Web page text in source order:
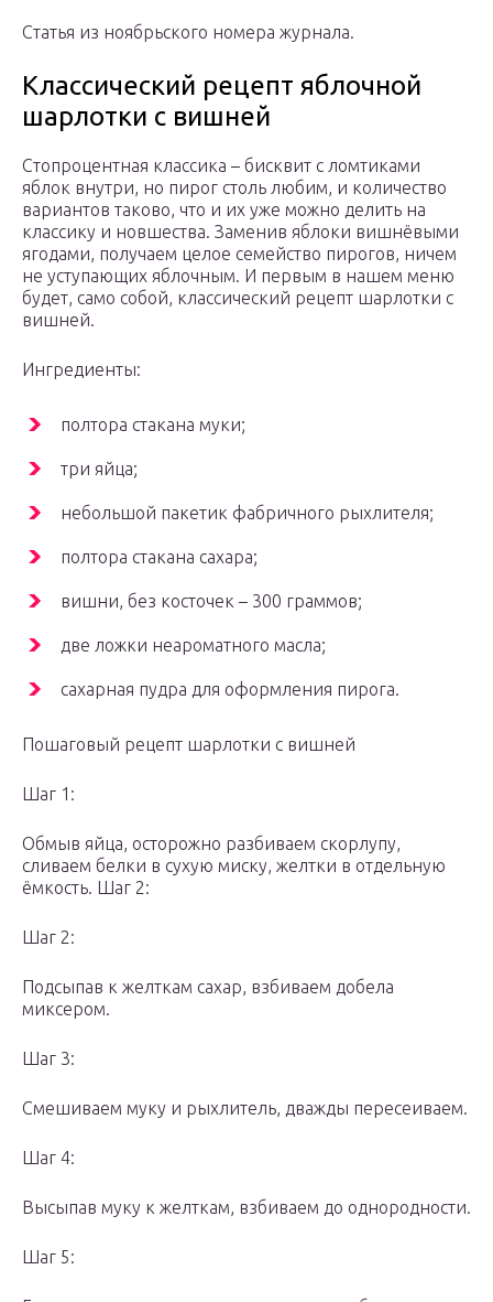
Статья из ноябрьского номера журнала.
Классический рецепт яблочной
шарлотки с вишней
Стопроцентная классика – бисквит с ломтиками
яблок внутри, но пирог столь любим, и количество
вариантов таково, что и их уже можно делить на
классику и новшества. Заменив яблоки вишнёвыми
ягодами, получаем целое семейство пирогов, ничем
не уступающих яблочным. И первым в нашем меню
будет, само собой, классический рецепт шарлотки с
вишней.
Ингредиенты:
полтора стакана муки;
три яйца;
небольшой пакетик фабричного рыхлителя;
полтора стакана сахара;
вишни, без косточек – 300 граммов;
две ложки неароматного масла;
сахарная пудра для оформления пирога.
Пошаговый рецепт шарлотки с вишней
Шаг 1:
Обмыв яйца, осторожно разбиваем скорлупу,
сливаем белки в сухую миску, желтки в отдельную
ёмкость. Шаг 2:
Шаг 2:
Подсыпав к желткам сахар, взбиваем добела
миксером.
Шаг 3:
Смешиваем муку и рыхлитель, дважды пересеиваем.
Шаг 4:
Высыпав муку к желткам, взбиваем до однородности.
Шаг 5: